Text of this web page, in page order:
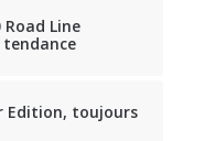
Road Line
Edition, toujours